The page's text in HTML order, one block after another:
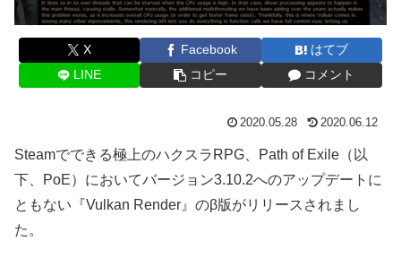
X Facebook
はてブ
LINE
コピー コメント
2020.05.28 2020.06.12
Steamでできる極上のハクスラRPG、Path of Exile（以
下、PoE）においてバージョン3.10.2へのアップデートに
ともない『Vulkan Render』のβ版がリリースされまし
た。